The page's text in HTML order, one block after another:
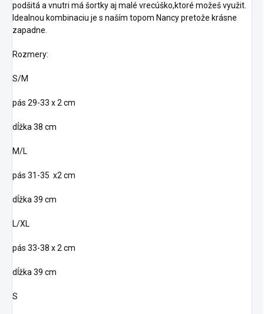
podšitá a vnutri má šortky aj malé vrecúško,ktoré možeš využit.
Idealnou kombinaciu je s naším topom Nancy pretože krásne
zapadne.
Rozmery:
S/M
pás 29-33 x 2 cm
dĺžka 38 cm
M/L
pás 31-35 x2 cm
dĺžka 39 cm
L/XL
pás 33-38 x 2 cm
dĺžka 39 cm
S